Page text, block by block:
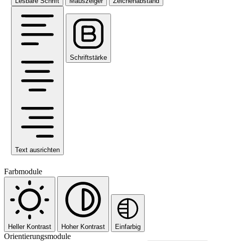
Text ausrichten
Schriftstärke
Farbmodule
Heller Kontrast Hoher Kontrast Einfarbig
Orientierungsmodule